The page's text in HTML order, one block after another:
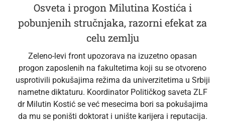
Osveta i progon Milutina Kostića i
pobunjenih stručnjaka, razorni efekat za
celu zemlju
Zeleno-levi front upozorava na izuzetno opasan
progon zaposlenih na fakultetima koji su se otvoreno
usprotivili pokušajima režima da univerzitetima u Srbiji
nametne diktaturu. Koordinator Političkog saveta ZLF
dr Milutin Kostić se već mesecima bori sa pokušajima
da mu se poništi doktorat i unište karijera i reputacija.